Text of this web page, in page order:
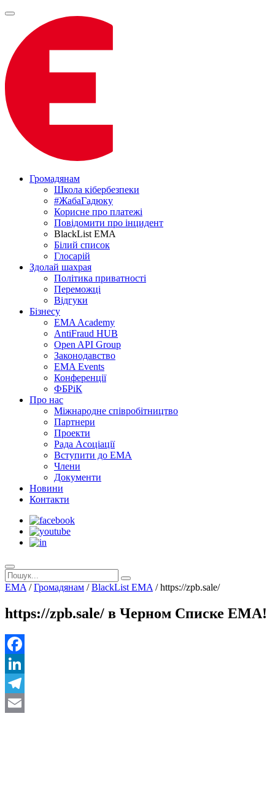
Громадянам
Школа кібербезпеки
#ЖабаГадюку
Корисне про платежі
Повідомити про інцидент
BlackList EMA
Білий список
Глосарій
Здолай шахрая
Політика приватності
Переможцi
Відгуки
Бізнесу
EMA Academy
AntiFraud HUB
Open API Group
Законодавство
EMA Events
Конференції
ФБРіК
Про нас
Міжнародне співробітництво
Партнери
Проекти
Рада Асоціації
Вступити до ЕМА
Члени
Документи
Новини
Контакти
EMA /Громадянам /BlackList EMA /https://zpb.sale/
https://zpb.sale/ в Черном Списке ЕМА!
Facebook
LinkedIn
Telegram